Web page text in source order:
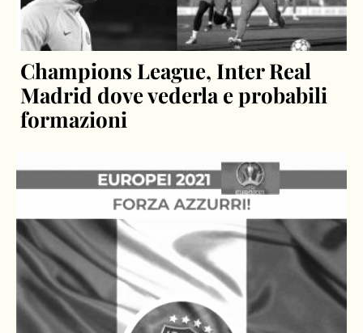
Champions League, Inter Real
Madrid dove vederla e probabili
formazioni